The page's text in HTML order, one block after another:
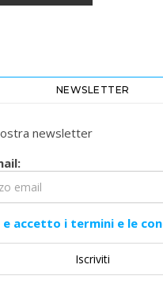
NEWSLETTER
newsletter
accetto i termini e le